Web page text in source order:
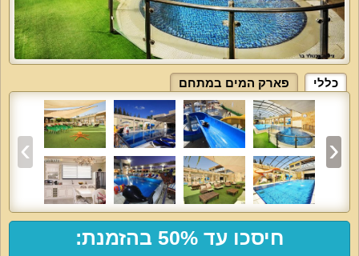
כללי פארק המים במתחם
חיסכו עד 50% בהזמנת: